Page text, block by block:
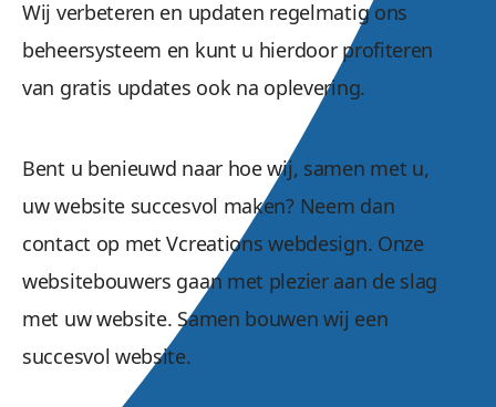
Wij verbeteren en updaten regelmatig ons
beheersysteem en kunt u hierdoor profiteren
van gratis updates ook na oplevering.
Bent u benieuwd naar hoe wij, samen met u,
uw website succesvol maken? Neem dan
contact op met Vcreations webdesign. Onze
websitebouwers gaan met plezier aan de slag
met uw website. Samen bouwen wij een
succesvol website.